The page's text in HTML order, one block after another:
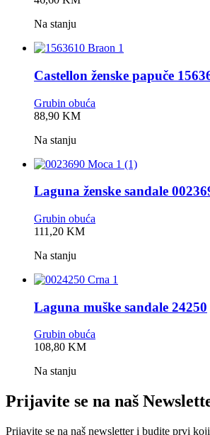
Na stanju
Castellon ženske papuče
Grubin obuća
0,0
88,90 KM
Na stanju
Laguna ženske sandale
Grubin obuća
0,0
111,20 KM
Na stanju
Laguna muške sandale 24250
Grubin obuća
0,0
108,80 KM
Na stanju
Prijavite se na naš
Prijavite se na naš newsletter i budite prvi